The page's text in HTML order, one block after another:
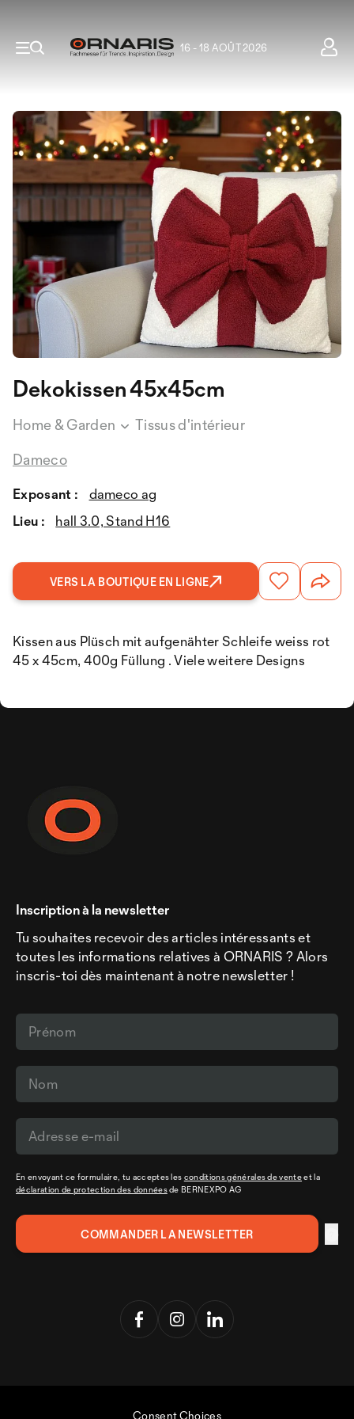
16 - 18 AOÛT 2026
Dekokissen 45x45cm
Home & Garden
Tissus d'intérieur
Dameco
Exposant :
dameco ag
Lieu :
hall 3.0, Stand H16
VERS LA BOUTIQUE EN LIGNE
Kissen aus Plüsch mit aufgenähter Schleife weiss rot
45 x 45cm, 400g Füllung . Viele weitere Designs
Inscription à la newsletter
Tu souhaites recevoir des articles intéressants et
toutes les informations relatives à ORNARIS ? Alors
inscris-toi dès maintenant à notre newsletter !
En envoyant ce formulaire, tu acceptes les conditions générales de venteet la
déclaration de protection des donnéesde BERNEXPO AG
Consent Choices